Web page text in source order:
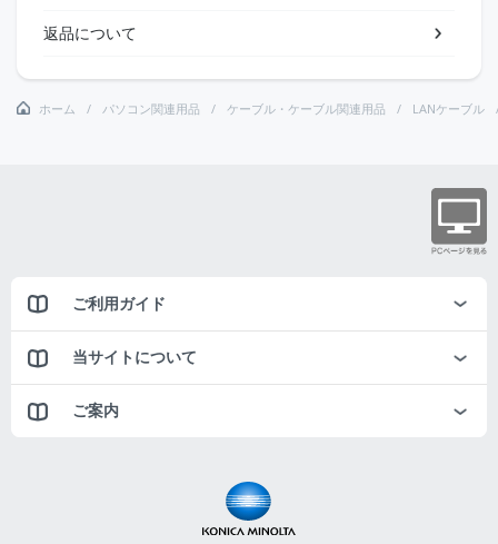
返品について
ホーム パソコン関連用品 ケーブル・ケーブル関連用品 LANケーブル
ご利用ガイド
当サイトについて
ご案内